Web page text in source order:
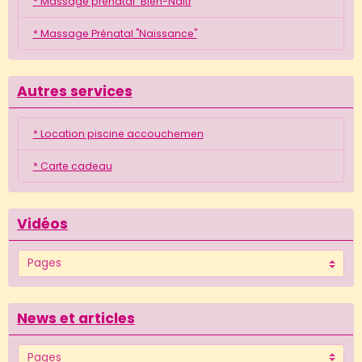
* Massage Prénatal "Naissance"
Autres services
* Location piscine accouchemen
* Carte cadeau
Vidéos
News et articles